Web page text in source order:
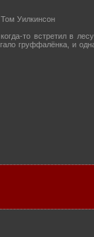
Уилкинсон
то встретил в
груффалёнка, и